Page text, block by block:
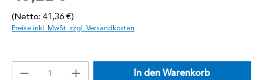
(Netto: 41,36 €)
Preise inkl. MwSt. zzgl. Versandkosten
In den Warenkorb